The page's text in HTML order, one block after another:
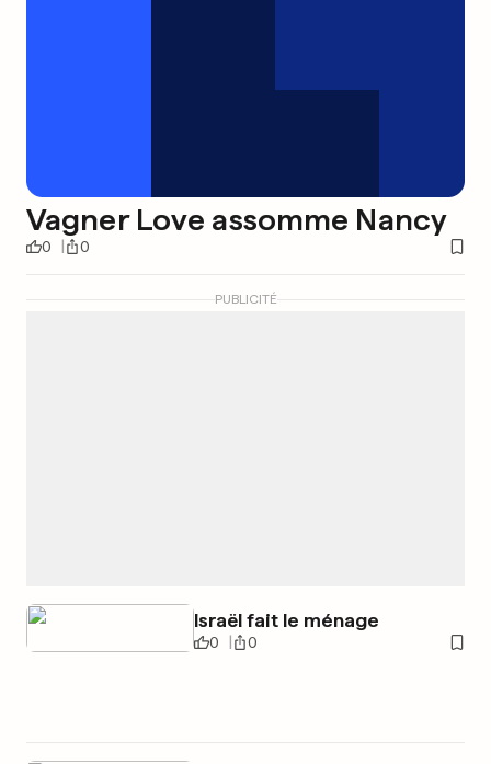
Vagner Love assomme Nancy
0 0
Israël fait le ménage
0 0
PUBLICITÉ